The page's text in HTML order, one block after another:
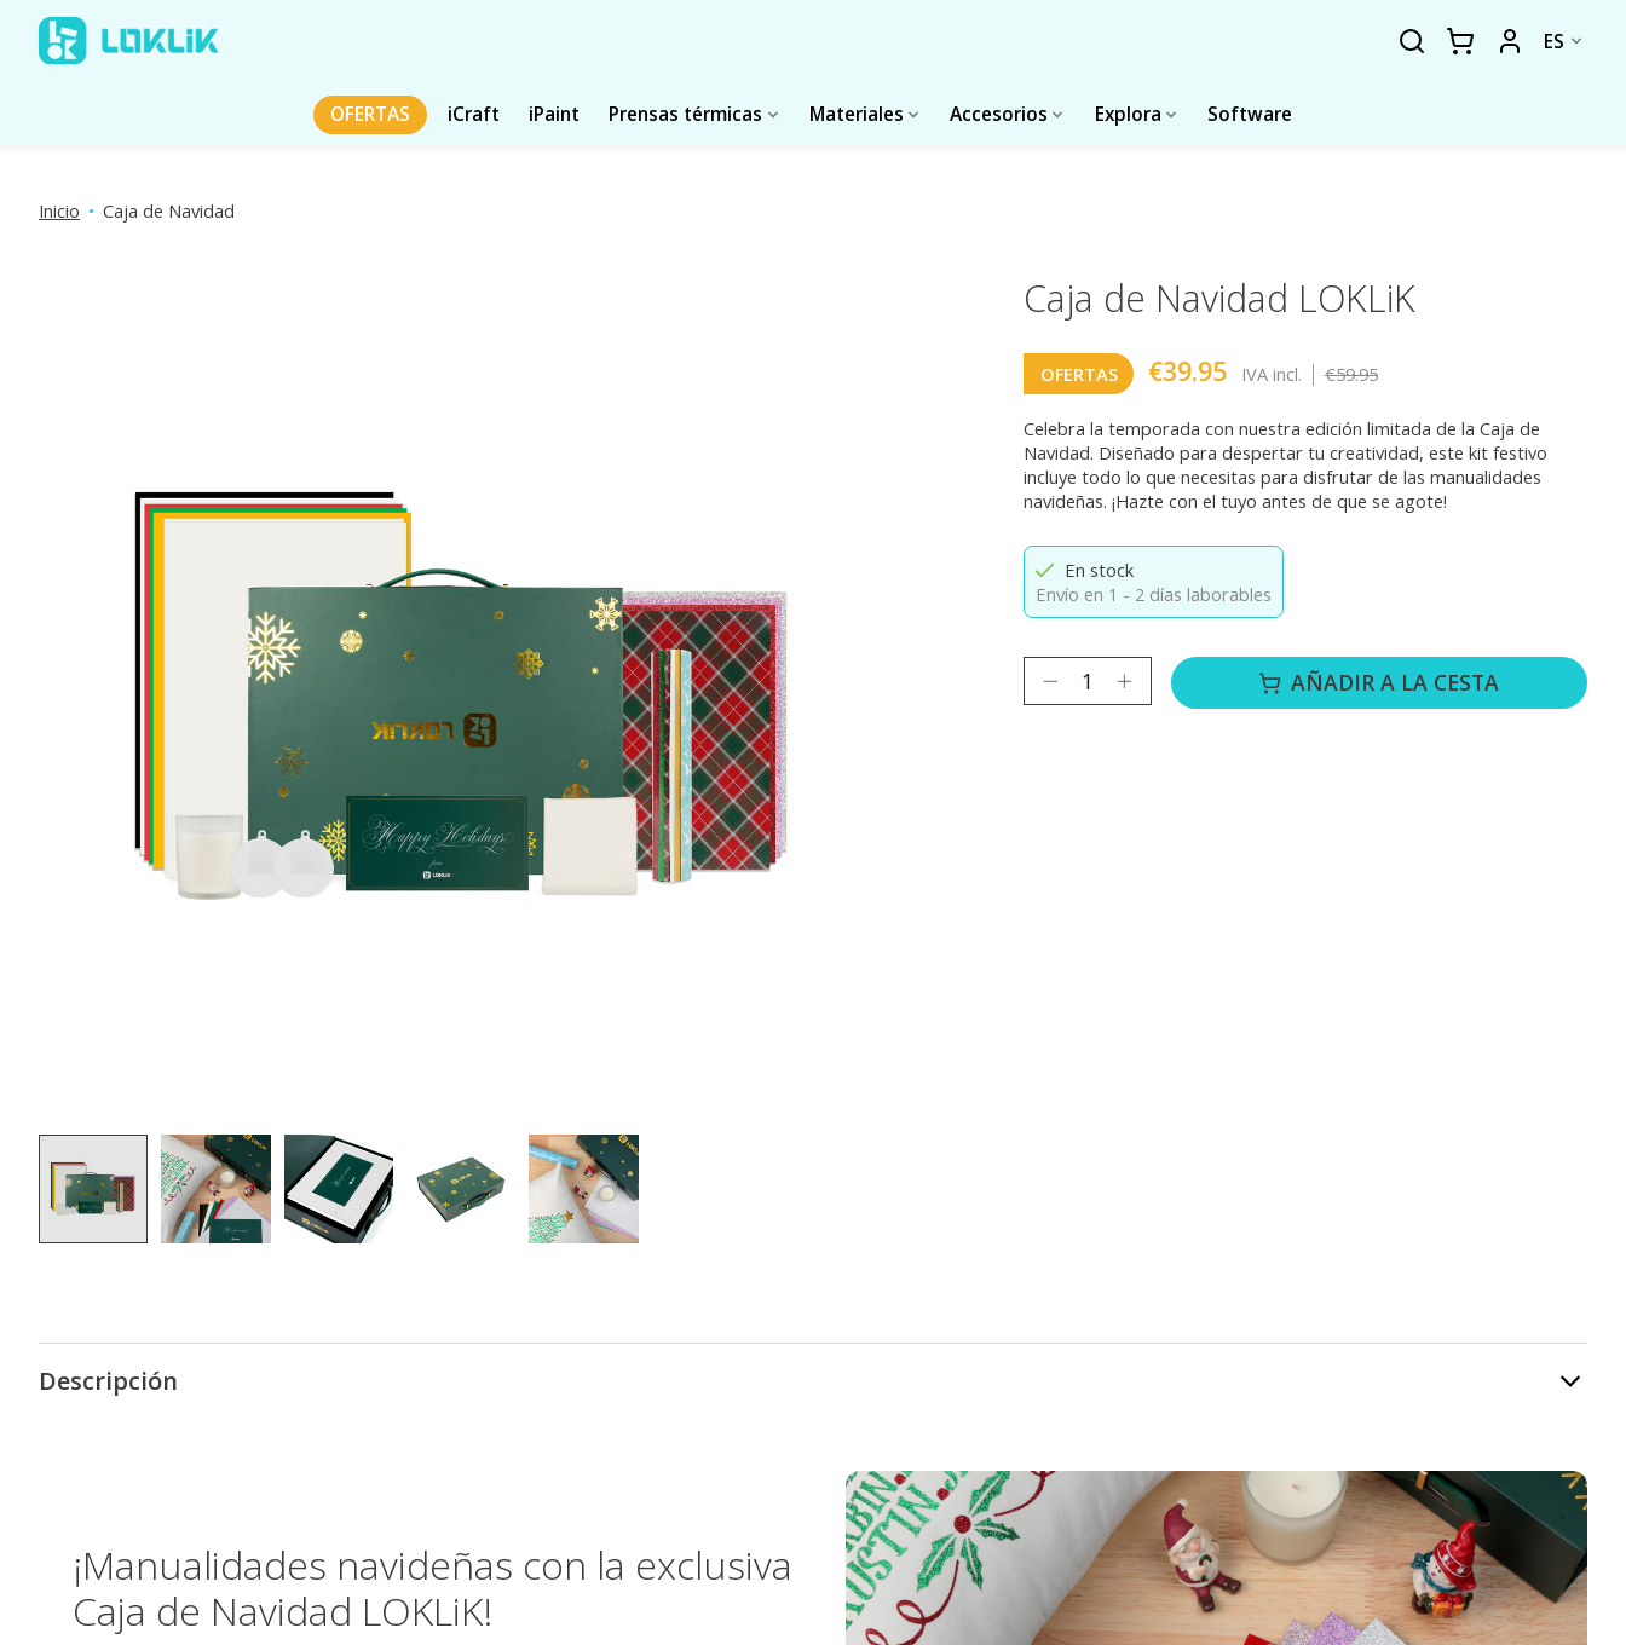
ES
OFERTAS iCraft iPaint Prensas térmicas Materiales Accesorios Explora Software
Inicio • Caja de Navidad
Caja de Navidad LOKLiK
OFERTAS €39.95 IVA incl. | €59.95
Celebra la temporada con nuestra edición limitada de la Caja de
Navidad. Diseñado para despertar tu creatividad, este kit festivo
incluye todo lo que necesitas para disfrutar de las manualidades
navideñas. ¡Hazte con el tuyo antes de que se agote!
En stock
Envío en 1 - 2 días laborables
Cantidad: AÑADIR A LA CESTA
Descripción
¡Manualidades navideñas con la exclusiva
Caja de Navidad LOKLiK!